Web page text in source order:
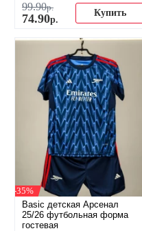
99.90р.
74.90р.
Купить
-35%
Basic детская Арсенал
25/26 футбольная форма
гостевая